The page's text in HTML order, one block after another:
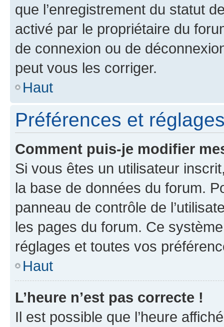
que l’enregistrement du statut
activé par le propriétaire du
de connexion ou de
peut vous les corriger.
Haut
Préférences et
Comment puis-je modifier
Si vous êtes un utilisateur
la base de données du forum.
panneau de contrôle de
les pages du forum. Ce
réglages et toutes vos
Haut
L’heure n’est pas correcte !
Il est possible que l’heure